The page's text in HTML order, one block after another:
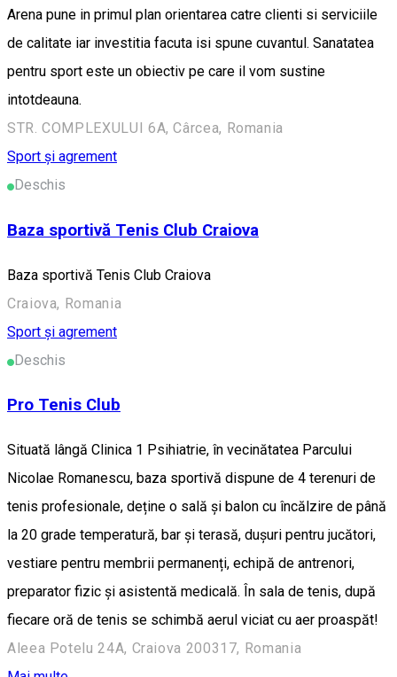
Arena pune in primul plan orientarea catre clienti si serviciile
de calitate iar investitia facuta isi spune cuvantul. Sanatatea
pentru sport este un obiectiv pe care il vom sustine
intotdeauna.
STR. COMPLEXULUI 6A, Cârcea, Romania
Sport și agrement
Deschis
Baza sportivă Tenis Club Craiova
Baza sportivă Tenis Club Craiova
Craiova, Romania
Sport și agrement
Deschis
Pro Tenis Club
Situată lângă Clinica 1 Psihiatrie, în vecinătatea Parcului
Nicolae Romanescu, baza sportivă dispune de 4 terenuri de
tenis profesionale, deține o sală și balon cu încălzire de până
la 20 grade temperatură, bar și terasă, dușuri pentru jucători,
vestiare pentru membrii permanenți, echipă de antrenori,
preparator fizic și asistentă medicală. În sala de tenis, după
fiecare oră de tenis se schimbă aerul viciat cu aer proaspăt!
Aleea Potelu 24A, Craiova 200317, Romania